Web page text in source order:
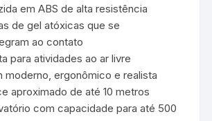
em ABS de alta resistência
de gel atóxicas que se
ao contato
para atividades ao ar livre
moderno, ergonômico e realista
aproximado de até 10 metros
com capacidade para até 500